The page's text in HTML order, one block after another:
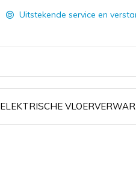
ELEKTRISCHE
Uitstekende service en verstand